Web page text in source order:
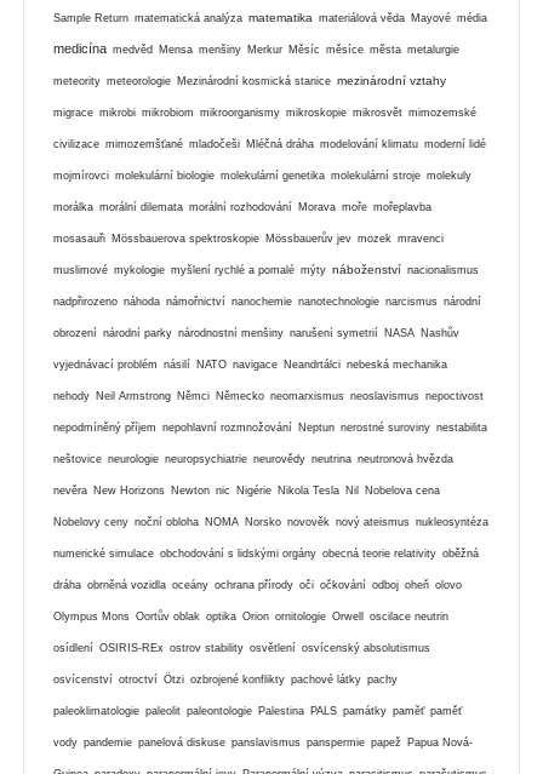
Sample Return matematická analýza matematika materiálová věda Mayové média
medicína medvěd Mensa menšiny Merkur Měsíc měsíce města metalurgie
meteority meteorologie Mezinárodní kosmická stanice mezinárodní vztahy
migrace mikrobi mikrobiom mikroorganismy mikroskopie mikrosvět mimozemské
civilizace mimozemšťané mladočeši Mléčná dráha modelování klimatu moderní lidé
mojmírovci molekulární biologie molekulární genetika molekulární stroje molekuly
morálka morální dilemata morální rozhodování Morava moře mořeplavba
mosasauři Mössbauerova spektroskopie Mössbauerův jev mozek mravenci
muslimové mykologie myšlení rychlé a pomalé mýty náboženství nacionalismus
nadpřirozeno náhoda námořnictví nanochemie nanotechnologie narcismus národní
obrození národní parky národnostní menšiny narušení symetrií NASA Nashův
vyjednávací problém násilí NATO navigace Neandrtálci nebeská mechanika
nehody Neil Armstrong Němci Německo neomarxismus neoslavismus nepoctivost
nepodmíněný příjem nepohlavní rozmnožování Neptun nerostné suroviny nestabilita
neštovice neurologie neuropsychiatrie neurovědy neutrina neutronová hvězda
nevěra New Horizons Newton nic Nigérie Nikola Tesla Nil Nobelova cena
Nobelovy ceny noční obloha NOMA Norsko novověk nový ateismus nukleosyntéza
numerické simulace obchodování s lidskými orgány obecná teorie relativity oběžná
dráha obrněná vozidla oceány ochrana přírody oči očkování odboj oheň olovo
Olympus Mons Oortův oblak optika Orion ornitologie Orwell oscilace neutrin
osídlení OSIRIS-REx ostrov stability osvětlení osvícenský absolutismus
osvícenství otroctví Ötzi ozbrojené konflikty pachové látky pachy
paleoklimatologie paleolit paleontologie Palestina PALS památky paměť paměť
vody pandemie panelová diskuse panslavismus panspermie papež Papua Nová-